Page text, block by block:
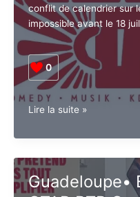
Fleur
d’épée
conflit de calendrier sur
impossible avant le 18
0
Guadeloupe•
Kolors
2026
annulé
Lire la suite »
Guadeloupe•